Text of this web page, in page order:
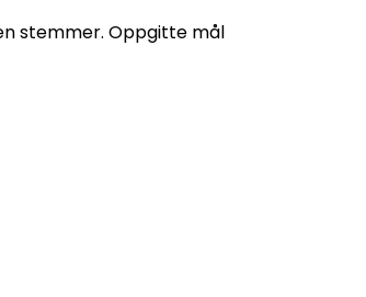
stemmer. Oppgitte mål